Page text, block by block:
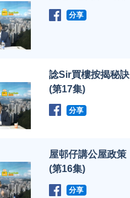
分享
諗Sir買樓按揭秘訣
(第17集)
分享
屋邨仔講公屋政策
(第16集)
分享